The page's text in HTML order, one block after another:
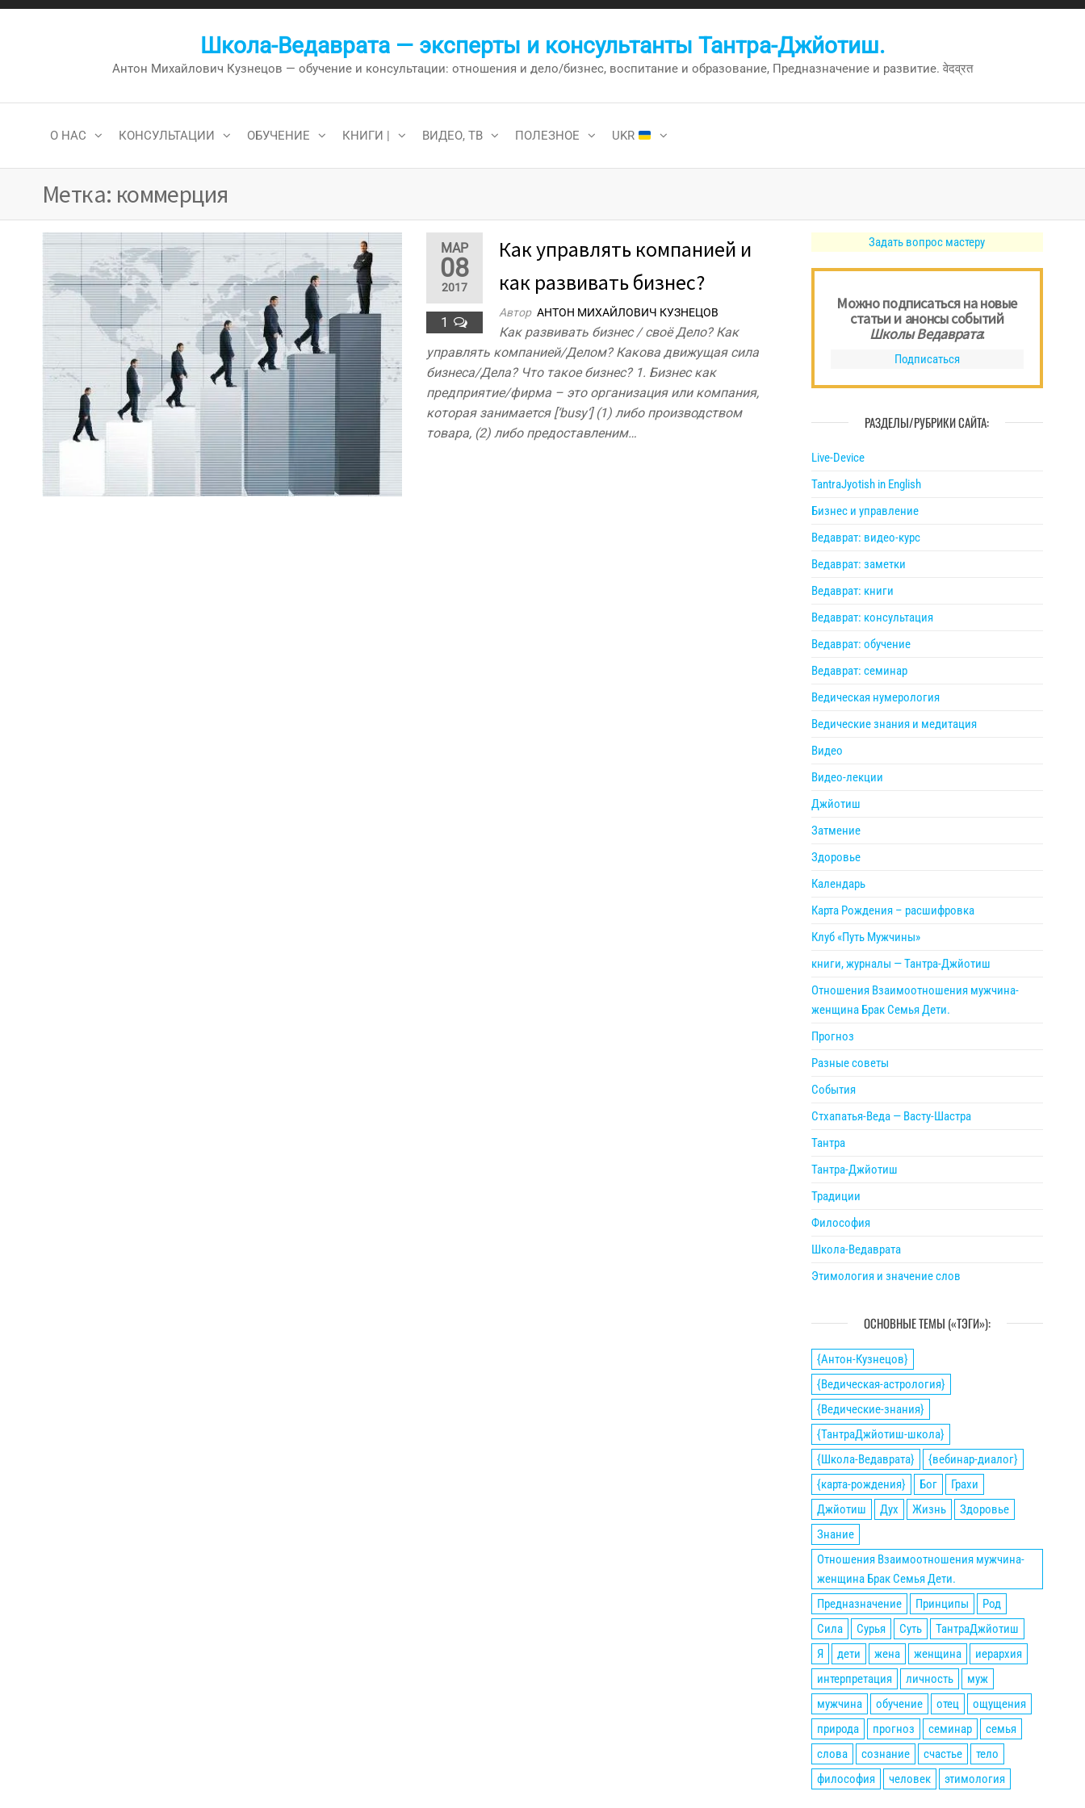
Перейти
Школа-Ведаврата — эксперты и консультанты Тантра-Джйотиш.
Антон Михайлович Кузнецов — обучение и консультации: отношения и дело/бизнес, воспитание и образование, Предназначение и развитие. वेदव्रत
О НАС КОНСУЛЬТАЦИИ ОБУЧЕНИЕ КНИГИ | ВИДЕО, ТВ ПОЛЕЗНОЕ UKR
Метка: коммерция
МАР
08
2017
1
Как управлять компанией и
как развивать бизнес?
Автор АНТОН МИХАЙЛОВИЧ КУЗНЕЦОВ
Как развивать бизнес / своё Дело? Как
управлять компанией/Делом? Какова движущая сила
бизнеса/Дела? Что такое бизнес? 1. Бизнес как
предприятие/фирма – это организация или компания,
которая занимается [‘busy‘] (1) либо производством
товара, (2) либо предоставленим…
Задать вопрос мастеру
Можно подписаться на новые
статьи и анонсы событий
Школы Ведаврата:
Подписаться
РАЗДЕЛЫ/РУБРИКИ САЙТА:
Live-Device
TantraJyotish in English
Бизнес и управление
Ведаврат: видео-курс
Ведаврат: заметки
Ведаврат: книги
Ведаврат: консультация
Ведаврат: обучение
Ведаврат: семинар
Ведическая нумерология
Ведические знания и медитация
Видео
Видео-лекции
Джйотиш
Затмение
Здоровье
Календарь
Карта Рождения – расшифровка
Клуб «Путь Мужчины»
книги, журналы — Тантра-Джйотиш
Отношения Взаимоотношения мужчина-
женщина Брак Семья Дети.
Прогноз
Разные советы
События
Стхапатья-Веда — Васту-Шастра
Тантра
Тантра-Джйотиш
Традиции
Философия
Школа-Ведаврата
Этимология и значение слов
ОСНОВНЫЕ ТЕМЫ («ТЭГИ»):
{Антон-Кузнецов}
{Ведическая-астрология}
{Ведические-знания}
{ТантраДжйотиш-школа}
{Школа-Ведаврата}
{вебинар-диалог}
{карта-рождения}
Бог
Грахи
Джйотиш
Дух Жизнь
Здоровье
Знание
Отношения Взаимоотношения мужчина-
женщина Брак Семья Дети.
Предназначение
Принципы
Род
Сила
Сурья Суть
ТантраДжйотиш
Я
дети жена женщина
иерархия
интерпретация
личность
муж
мужчина
обучение отец
ощущения
природа
прогноз семинар
семья
слова
сознание счастье
тело
философия
человек этимология